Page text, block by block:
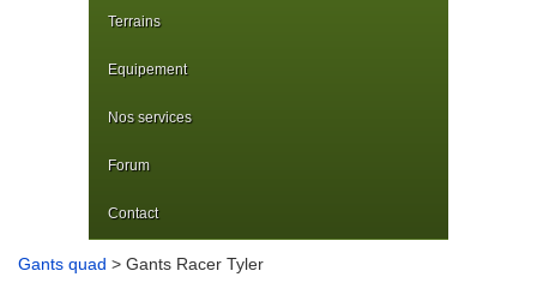
Terrains
Equipement
Nos services
Forum
Contact
Gants quad > Gants Racer Tyler